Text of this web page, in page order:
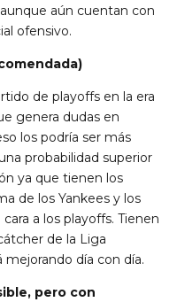
aún cuentan con
ofensivo.
de playoffs en la era
genera dudas en
los podría ser más
probabilidad superior
ya que tienen los
de los Yankees y los
a los playoffs. Tienen
de la Liga
día con día.
pero con